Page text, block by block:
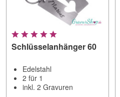
Schlüsselanhänger 60
Edelstahl
2 für 1
inkl. 2 Gravuren